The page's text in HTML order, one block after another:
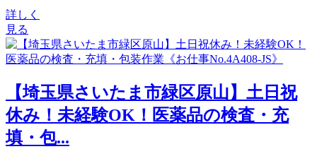
詳しく
見る
【埼玉県さいたま市緑区原山】土日祝
休み！未経験OK！医薬品の検査・充
填・包...